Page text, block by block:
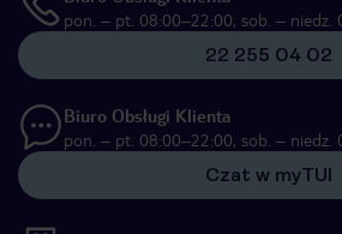
pon. – pt. 08:00–22:00, sob. – niedz.
22 255 04 02
Biuro Obsługi Klienta
pon. – pt. 08:00–22:00, sob. – niedz.
Czat w myTUI